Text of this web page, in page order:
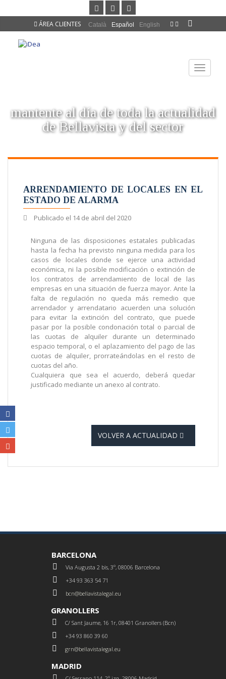
Català Español English
ÁREA CLIENTES
TOGGLE
mantente al día de toda la actualidad
de Bellavista y del sector
ARRENDAMIENTO DE LOCALES EN EL
ESTADO DE ALARMA
Publicado el 14 de abril del 2020
Ninguna de las disposiciones estatales publicadas
hasta la fecha ha previsto ninguna medida para los
casos de locales donde se ejerce una actividad
económica, ni la posible modificación o extinción de
los contratos de arrendamiento de local de las
empresas en una situación de fuerza mayor. Ante la
falta de regulación no queda más remedio que
arrendador y arrendatario acuerden una solución
para evitar la extinción del contrato, que puede
pasar por la posible condonación total o parcial de
las cuotas de alquiler durante un determinado
espacio temporal, o el aplazamiento del pago de las
cuotas de alquiler, prorrateándolas en el resto de
cuotas del año.
Cualquiera que sea el acuerdo, deberá quedar
justificado mediante un anexo al contrato.
VOLVER A ACTUALIDAD
BARCELONA
Via Augusta 2 bis, 3º, 08006 Barcelona
+34 93 363 54 71
bcn@bellavistalegal.eu
GRANOLLERS
C/ Sant Jaume, 16 1r, 08401 Granollers (Bcn)
+34 93 860 39 60
grn@bellavistalegal.eu
MADRID